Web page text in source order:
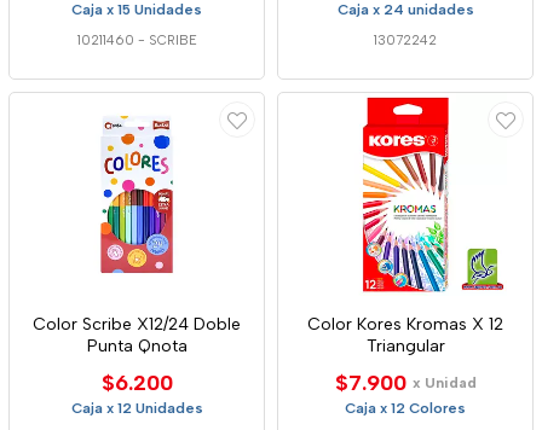
Caja x 15 Unidades
10211460 - SCRIBE
Caja x 24 unidades
13072242
Color Scribe X12/24 Doble
Punta Qnota
$6.200
Caja x 12 Unidades
Color Kores Kromas X 12
Triangular
$7.900 x Unidad
Caja x 12 Colores